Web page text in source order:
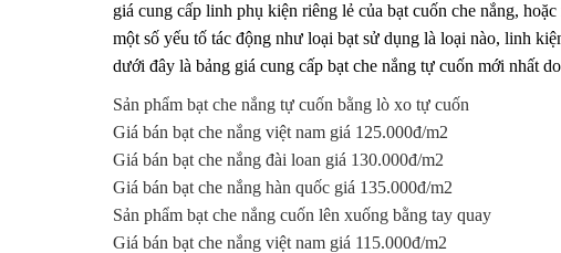
giá cung cấp linh phụ kiện riêng lẻ của bạt cuốn che nắng,
một số yếu tố tác động như loại bạt sử dụng là loại nào, linh
dưới đây là bảng giá cung cấp bạt che nắng tự cuốn mới nhất
Sản phẩm bạt che nắng tự cuốn bằng lò xo tự cuốn
Giá bán bạt che nắng việt nam giá 125.000đ/m2
Giá bán bạt che nắng đài loan giá 130.000đ/m2
Giá bán bạt che nắng hàn quốc giá 135.000đ/m2
Sản phẩm bạt che nắng cuốn lên xuống bằng tay quay
Giá bán bạt che nắng việt nam giá 115.000đ/m2